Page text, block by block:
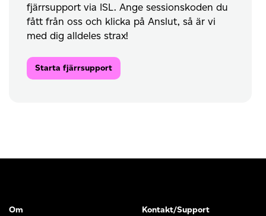
fjärrsupport via ISL. Ange sessionskoden du
fått från oss och klicka på Anslut, så är vi
med dig alldeles strax!
Starta fjärrsupport
Om Kontakt/Support